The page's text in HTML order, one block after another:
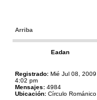
Arriba
Eadan
Registrado: Mié Jul 08, 2009
4:02 pm
Mensajes: 4984
Ubicación: Círculo Románico